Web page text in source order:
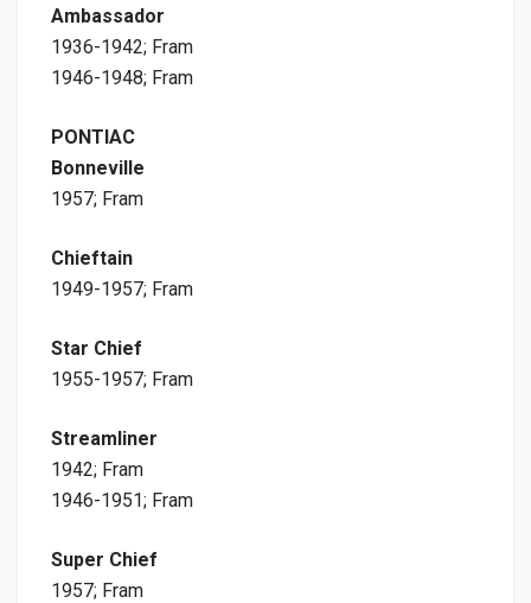
Ambassador
1936-1942; Fram
1946-1948; Fram
PONTIAC
Bonneville
1957; Fram
Chieftain
1949-1957; Fram
Star Chief
1955-1957; Fram
Streamliner
1942; Fram
1946-1951; Fram
Super Chief
1957; Fram